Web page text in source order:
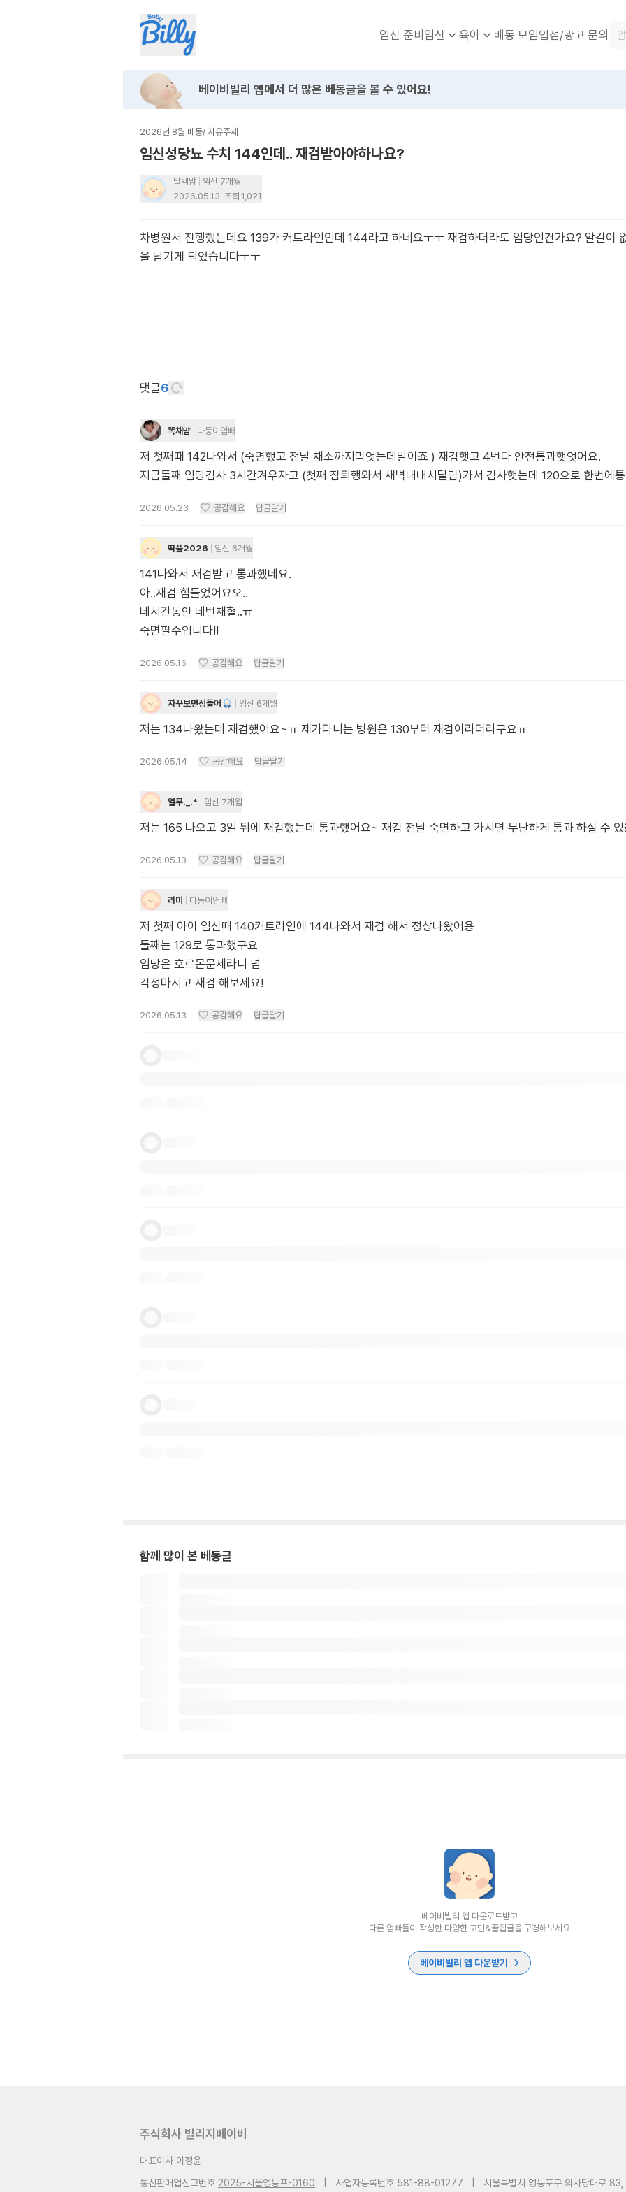
임신 준비임신 육아 베동 모임입점/광고 문의
베이비빌리 앱에서 더 많은 베동글을 볼 수 있어요!
2026년 8월 베동/ 자유주제
임신성당뇨 수치 144인데.. 재검받아야하나요?
말백맘
임신 7개월
2026.05.13 조회 1,021
차병원서 진행했는데요 139가 커트라인인데 144라고 하네요ㅜㅜ 재검하더라도 임당인건가요? 알길이
을 남기게 되었습니다ㅜㅜ
댓글6
똑채맘 다둥이엄빠
저 첫째때 142나와서 (숙면했고 전날 채소까지먹엇는데말이죠 ) 재검햇고 4번다 안전통과햇엇어요.
지금둘째 임당검사 3시간겨우자고 (첫째 잠퇴행와서 새벽내내시달림)가서 검사햇는데 120으로 한번에
2026.05.23 공감해요 답글달기
딱풀2026 임신 6개월
141나와서 재검받고 통과했네요.
아..재검 힘들었어요오..
네시간동안 네번채혈..ㅠ
숙면필수입니다!!
2026.05.16 공감해요 답글달기
자꾸보면정들어 임신 6개월
저는 134나왔는데 재검했어요~ㅠ 제가다니는 병원은 130부터 재검이라더라구요ㅠ
2026.05.14 공감해요 답글달기
열무._.* 임신 7개월
저는 165 나오고 3일 뒤에 재검했는데 통과했어요~ 재검 전날 숙면하고 가시면 무난하게 통과 하실 수
2026.05.13 공감해요 답글달기
라미 다둥이엄빠
저 첫째 아이 임신때 140커트라인에 144나와서 재검 해서 정상나왔어용
둘째는 129로 통과했구요
임당은 호르몬문제라니 넘
걱정마시고 재검 해보세요!
2026.05.13 공감해요 답글달기
함께 많이 본 베동글
베이비빌리 앱 다운로드받고
다른 엄빠들이 작성한 다양한 고민&꿀팁글을 구경해보세요
베이비빌리 앱 다운받기
주식회사 빌리지베이비
대표이사 이정윤
통신판매업신고번호 2025-서울영등포-0160 사업자등록번호 581-88-01277 서울특별시 영등포구 의사당대로